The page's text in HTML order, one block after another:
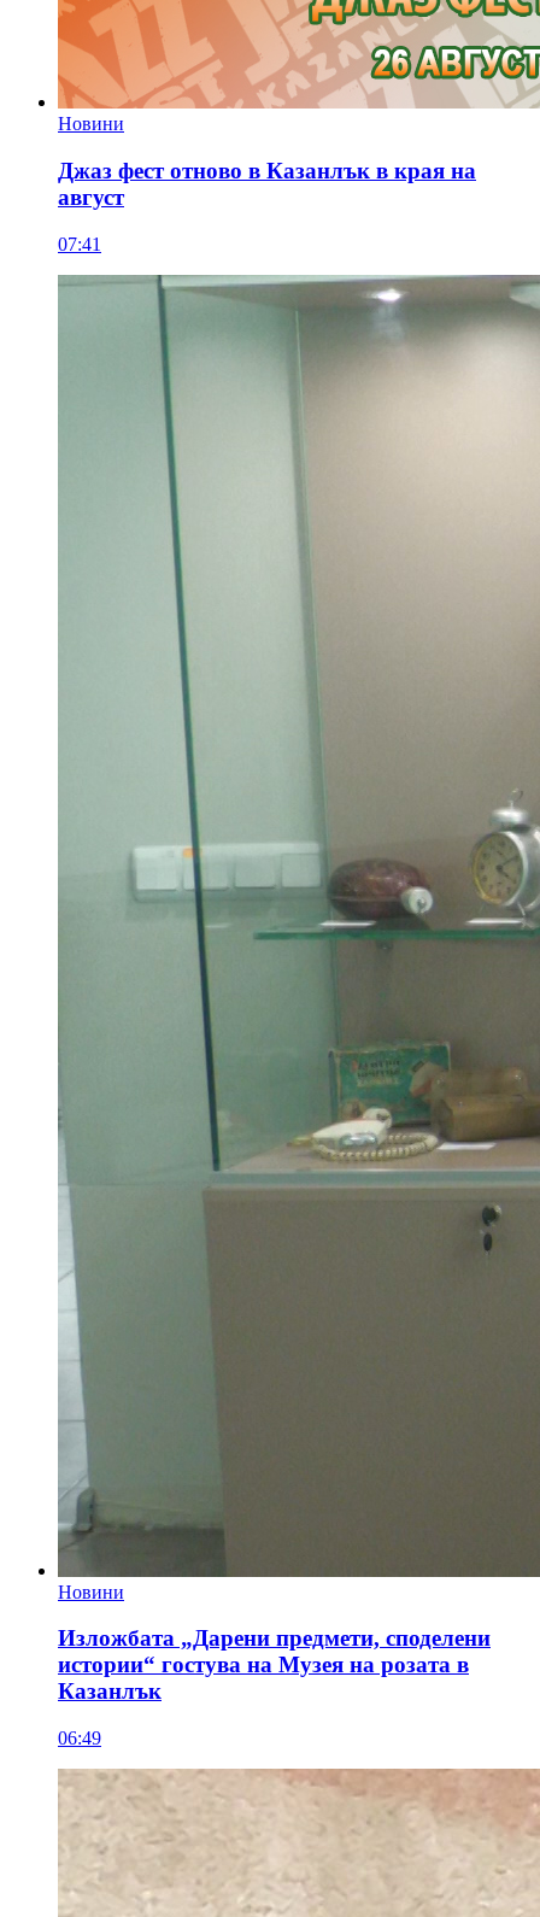
Новини
Джаз фест отново в Казанлък в края на
август
07:41
Новини
Изложбата „Дарени предмети, споделени
истории“ гостува на Музея на розата в
Казанлък
06:49